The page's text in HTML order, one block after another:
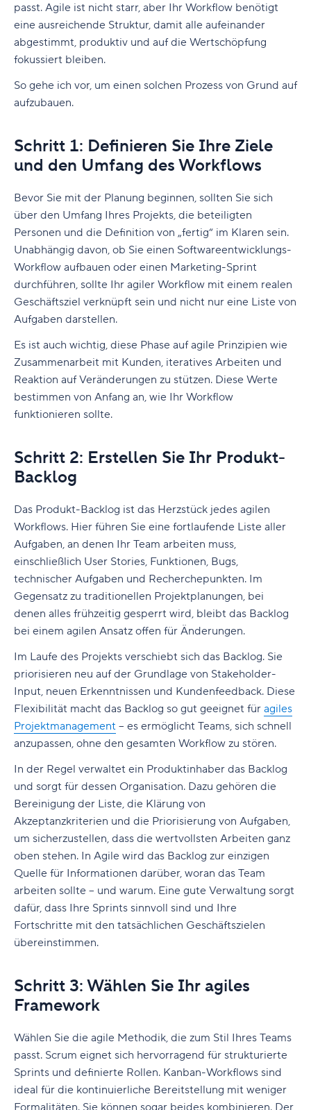
passt. Agile ist nicht starr, aber Ihr Workflow benötigt
eine ausreichende Struktur, damit alle aufeinander
abgestimmt, produktiv und auf die Wertschöpfung
fokussiert bleiben.
So gehe ich vor, um einen solchen Prozess von Grund auf
aufzubauen.
Schritt 1: Definieren Sie Ihre Ziele
und den Umfang des Workflows
Bevor Sie mit der Planung beginnen, sollten Sie sich
über den Umfang Ihres Projekts, die beteiligten
Personen und die Definition von „fertig“ im Klaren sein.
Unabhängig davon, ob Sie einen Softwareentwicklungs-
Workflow aufbauen oder einen Marketing-Sprint
durchführen, sollte Ihr agiler Workflow mit einem realen
Geschäftsziel verknüpft sein und nicht nur eine Liste von
Aufgaben darstellen.
Es ist auch wichtig, diese Phase auf agile Prinzipien wie
Zusammenarbeit mit Kunden, iteratives Arbeiten und
Reaktion auf Veränderungen zu stützen. Diese Werte
bestimmen von Anfang an, wie Ihr Workflow
funktionieren sollte.
Schritt 2: Erstellen Sie Ihr Produkt-
Backlog
Das Produkt-Backlog ist das Herzstück jedes agilen
Workflows. Hier führen Sie eine fortlaufende Liste aller
Aufgaben, an denen Ihr Team arbeiten muss,
einschließlich User Stories, Funktionen, Bugs,
technischer Aufgaben und Recherchepunkten. Im
Gegensatz zu traditionellen Projektplanungen, bei
denen alles frühzeitig gesperrt wird, bleibt das Backlog
bei einem agilen Ansatz offen für Änderungen.
Im Laufe des Projekts verschiebt sich das Backlog. Sie
priorisieren neu auf der Grundlage von Stakeholder-
Input, neuen Erkenntnissen und Kundenfeedback. Diese
Flexibilität macht das Backlog so gut geeignet für agiles
Projektmanagement – es ermöglicht Teams, sich schnell
anzupassen, ohne den gesamten Workflow zu stören.
In der Regel verwaltet ein Produktinhaber das Backlog
und sorgt für dessen Organisation. Dazu gehören die
Bereinigung der Liste, die Klärung von
Akzeptanzkriterien und die Priorisierung von Aufgaben,
um sicherzustellen, dass die wertvollsten Arbeiten ganz
oben stehen. In Agile wird das Backlog zur einzigen
Quelle für Informationen darüber, woran das Team
arbeiten sollte – und warum. Eine gute Verwaltung sorgt
dafür, dass Ihre Sprints sinnvoll sind und Ihre
Fortschritte mit den tatsächlichen Geschäftszielen
übereinstimmen.
Schritt 3: Wählen Sie Ihr agiles
Framework
Wählen Sie die agile Methodik, die zum Stil Ihres Teams
passt. Scrum eignet sich hervorragend für strukturierte
Sprints und definierte Rollen. Kanban-Workflows sind
ideal für die kontinuierliche Bereitstellung mit weniger
Formalitäten. Sie können sogar beides kombinieren. Der